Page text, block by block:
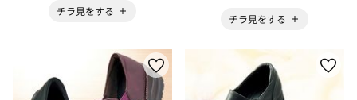
チラ見をする
チラ見をする